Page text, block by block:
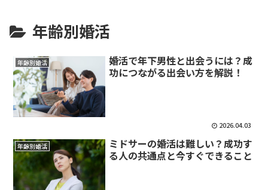
年齢別婚活
年齢別婚活
婚活で年下男性と出会うには？成
功につながる出会い方を解説！
2026.04.03
年齢別婚活
ミドサーの婚活は難しい？成功す
る人の共通点と今すぐできること